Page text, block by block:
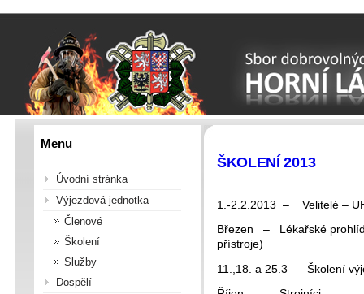
ŠKOLENÍ 2013
1.-2.2.2013 – Velitelé –
Březen – Lékařské
přístroje)
11.,18. a 25.3 – Školení
Menu
Úvodní stránka
Výjezdová jednotka
Členové
Školení
Služby
Dospělí